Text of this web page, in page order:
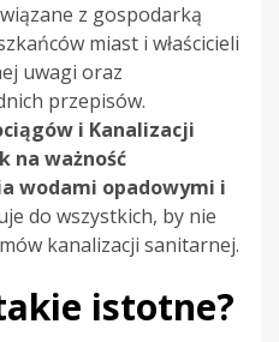
z gospodarką
miast i właścicieli
uwagi oraz
przepisów.
i Kanalizacji
na ważność
wodami opadowymi i
do wszystkich, by nie
kanalizacji sanitarnej.
istotne?